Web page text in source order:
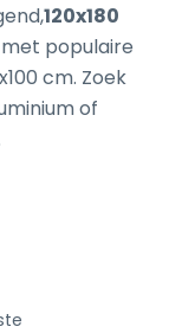
120x180
populaire
cm. Zoek
of